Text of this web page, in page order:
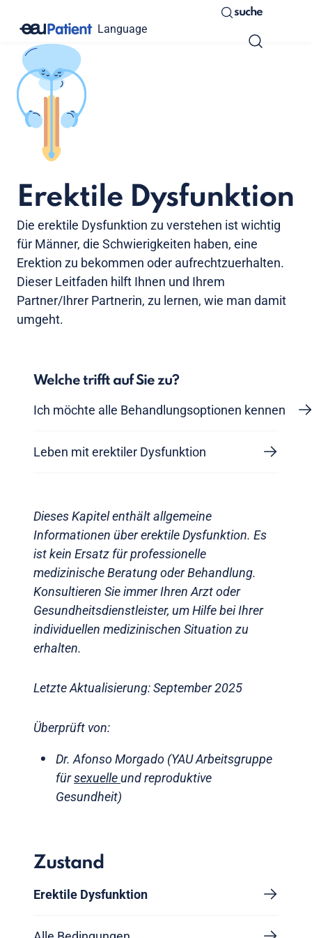
Language
suche
Erektile Dysfunktion
Die erektile Dysfunktion zu verstehen ist wichtig
für Männer, die Schwierigkeiten haben, eine
Erektion zu bekommen oder aufrechtzuerhalten.
Dieser Leitfaden hilft Ihnen und Ihrem
Partner/Ihrer Partnerin, zu lernen, wie man damit
umgeht.
Welche trifft auf Sie zu?
Ich möchte alle Behandlungsoptionen kennen
Leben mit erektiler Dysfunktion
Dieses Kapitel enthält allgemeine
Informationen über erektile Dysfunktion. Es
ist kein Ersatz für professionelle
medizinische Beratung oder Behandlung.
Konsultieren Sie immer Ihren Arzt oder
Gesundheitsdienstleister, um Hilfe bei Ihrer
individuellen medizinischen Situation zu
erhalten.
Letzte Aktualisierung: September 2025
Überprüft von:
Dr. Afonso Morgado (YAU Arbeitsgruppe
fürsexuelleund reproduktive
Gesundheit)
Zustand
Erektile Dysfunktion